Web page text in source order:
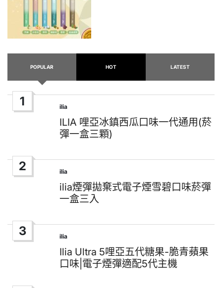
POPULAR HOT LATEST
1
Posted
in
ilia
ILIA 哩亞冰鎮西瓜口味一代通用(菸
彈一盒三顆)
2
Posted
in
ilia
ilia煙彈拋棄式電子煙雪碧口味菸彈
一盒三入
3
Posted
in
ilia
Ilia Ultra 5哩亞五代糖果-脆青蘋果
口味|電子煙彈適配5代主機